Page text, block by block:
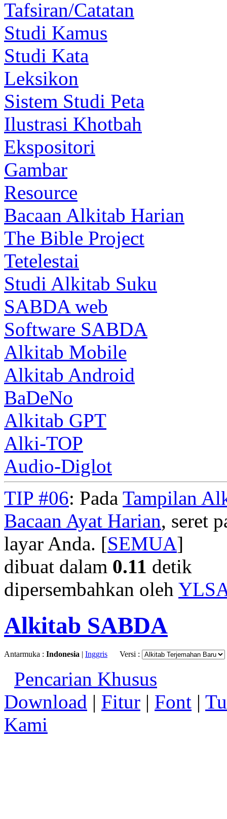
Tafsiran/Catatan
Studi Kamus
Studi Kata
Leksikon
Sistem Studi Peta
Ilustrasi Khotbah
Ekspositori
Gambar
Resource
Bacaan Alkitab Harian
The Bible Project
Tetelestai
Studi Alkitab Suku
SABDA web
Software SABDA
Alkitab Mobile
Alkitab Android
BaDeNo
Alkitab GPT
Alki-TOP
Audio-Diglot
TIP #06: Pada Tampilan
Bacaan Ayat Harian, seret
layar Anda. [SEMUA]
dibuat dalam 0.11 detik
dipersembahkan oleh
Alkitab SABDA
Antarmuka : Indonesia | Inggris Versi :
Pencarian Khusus
Download | Fitur | Font |
Kami